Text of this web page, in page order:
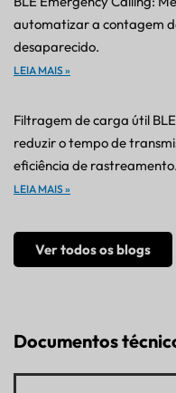
automatizar a contagem
desaparecido.
LEIA MAIS »
Filtragem de carga útil
reduzir o tempo de
eficiência de rastreamento.
LEIA MAIS »
Ver todos os blogs
Documentos